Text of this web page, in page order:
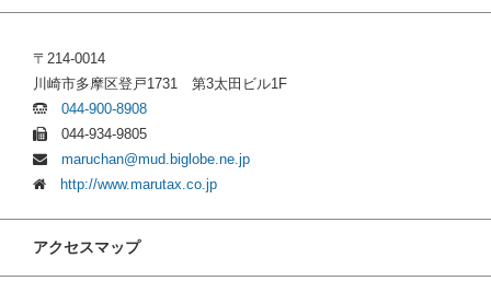
〒214-0014
川崎市多摩区登戸1731 第3太田ビル1F
044-900-8908
044-934-9805
maruchan@mud.biglobe.ne.jp
http://www.marutax.co.jp
アクセスマップ